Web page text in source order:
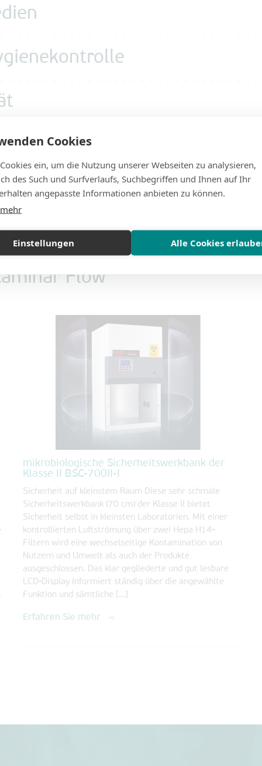
Cookies
ein, um die Nutzung unserer Webseiten zu analysieren,
des Such und Surfverlaufs, Suchbegriffen und Ihnen auf Ihr
angepasste Informationen anbieten zu können.
Einstellungen Alle Cookies
Dilution System
Flow
mikrobiologische Sicherheitswerkbank der
Klasse II BSC-700II-I
Sicherheit auf kleinstem Raum Diese sehr schmale
Sicherheitswerkbank (70 cm) der Klasse II bietet
Sicherheit selbst in kleinsten Laboratorien. Mit einer
kontrollierten Luftströmung über zwei Hepa H14-
Filtern wird eine wechselseitige Kontamination von
Nutzern und Umwelt als auch der Produkte
ausgeschlossen. Das klar gegliederte und gut lesbare
LCD-Display informiert ständig über die angewählte
Funktion und sämtliche […]
Erfahren Sie mehr